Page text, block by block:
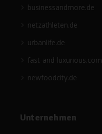
businessandmore.de
netzathleten.de
urbanlife.de
fast-and-luxurious.com
newfoodcity.de
Unternehmen